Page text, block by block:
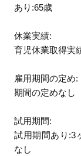
あり:65歳
休業実績:
育児休業取得実
雇用期間の定め:
期間の定めなし
試用期間:
試用期間あり:3
なし